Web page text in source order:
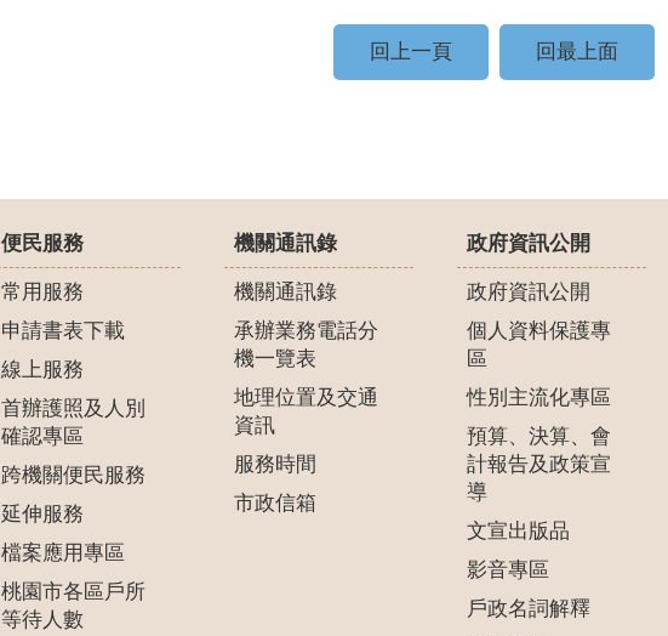
回上一頁 回最上面
便民服務
常用服務
申請書表下載
線上服務
首辦護照及人別
確認專區
跨機關便民服務
延伸服務
檔案應用專區
桃園市各區戶所
等待人數
機關通訊錄
機關通訊錄
承辦業務電話分
機一覽表
地理位置及交通
資訊
服務時間
市政信箱
政府資訊公開
政府資訊公開
個人資料保護專
區
性別主流化專區
預算、決算、會
計報告及政策宣
導
文宣出版品
影音專區
戶政名詞解釋